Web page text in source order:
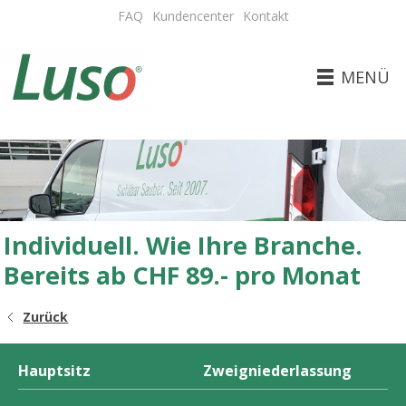
FAQ Kundencenter Kontakt
MENÜ
Individuell. Wie Ihre Branche.
Bereits ab CHF 89.- pro Monat
Zurück
Hauptsitz Zweigniederlassung